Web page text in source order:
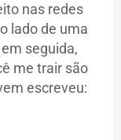
nas redes
lado de uma
seguida,
me trair são
escreveu: